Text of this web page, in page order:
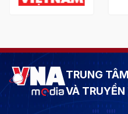
TRUNG
VÀ